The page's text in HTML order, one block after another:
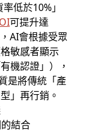
低於10%」
可提升達
AI會根據受眾
敏感者顯示
機認證」），
是將傳統「產
」再行銷。
結合